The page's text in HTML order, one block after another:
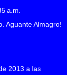
a.m.
Aguante Almagro!
2013 a las